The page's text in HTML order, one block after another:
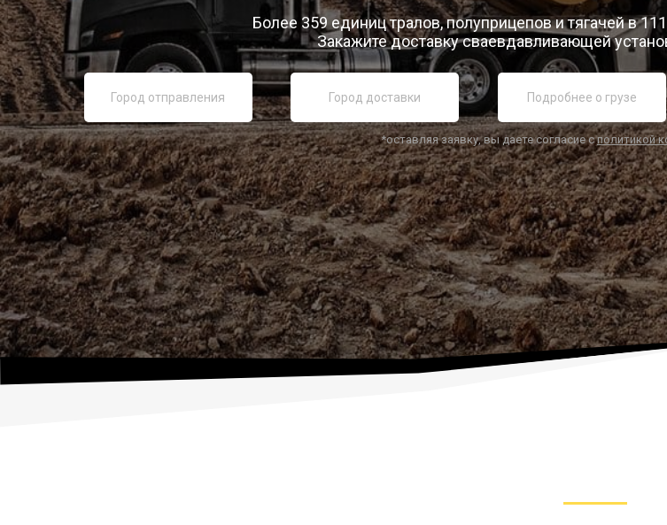
Более 359 единиц тралов, полуприцепов и тягачей в
Закажите доставку сваевдавливающей
*оставляя заявку, вы даете согласие сполитикой